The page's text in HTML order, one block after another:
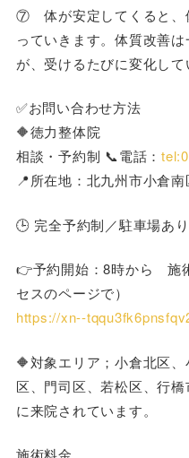
⑦ 体が安定してくると、
っていきます。体質改善
が、受けるたびに変化して
✅お問い合わせ方法
🔶徳力整体院
相談・予約制 📞電話：
📍所在地：北九州市小倉
🕒 完全予約制／駐車場あ
👉予約開始：8時から 施
セスのページで）
https://xn--
🔶対象エリア；小倉北区
区、門司区、若松区、行
に来院されています。
施術料金